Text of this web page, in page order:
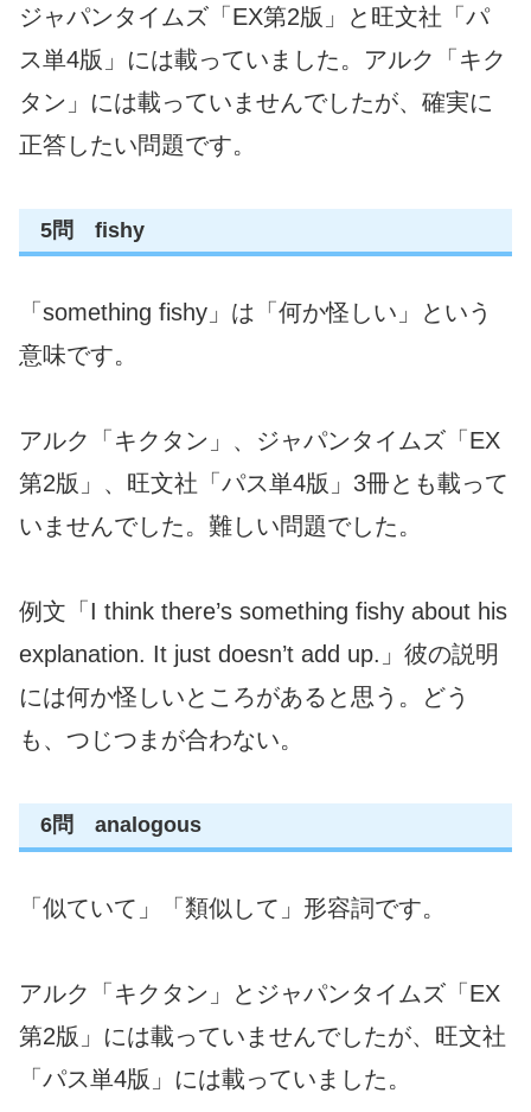
ジャパンタイムズ「EX第2版」と旺文社「パ
ス単4版」には載っていました。アルク「キク
タン」には載っていませんでしたが、確実に
正答したい問題です。
5問 fishy
「something fishy」は「何か怪しい」という
意味です。
アルク「キクタン」、ジャパンタイムズ「EX
第2版」、旺文社「パス単4版」3冊とも載って
いませんでした。難しい問題でした。
例文「I think there’s something fishy about his
explanation. It just doesn’t add up.」彼の説明
には何か怪しいところがあると思う。どう
も、つじつまが合わない。
6問 analogous
「似ていて」「類似して」形容詞です。
アルク「キクタン」とジャパンタイムズ「EX
第2版」には載っていませんでしたが、旺文社
「パス単4版」には載っていました。